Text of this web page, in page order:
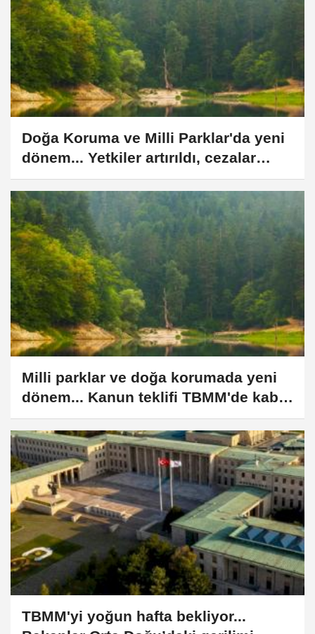
Doğa Koruma ve Milli Parklar'da yeni
dönem... Yetkiler artırıldı, cezalar
yükseltildi
Milli parklar ve doğa korumada yeni
dönem... Kanun teklifi TBMM'de kabul
edildi
TBMM'yi yoğun hafta bekliyor...